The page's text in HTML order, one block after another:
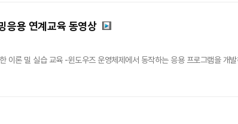
응용 연계교육 동영상
이론 밀 실습 교육 -윈도우즈 운영체제에서 동작하는 응용 프로그램을 개